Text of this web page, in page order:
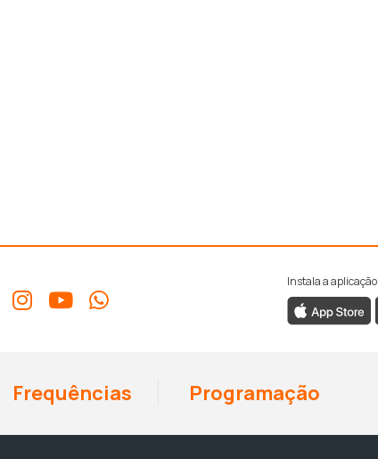
Instala a aplicação
Frequências Programação